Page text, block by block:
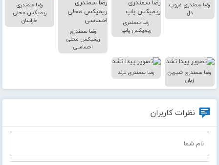
رضا سمندری غروب
دل
رضا سمندری
ریمیکس پاپ
رضا سمندری
ریمیکس محلی
احساسی
رضا سمندری
ریمیکس محلی
خراسان
رضا سمندری شیرین
زبان
رضا سمندری ترند
نظرات کاربران